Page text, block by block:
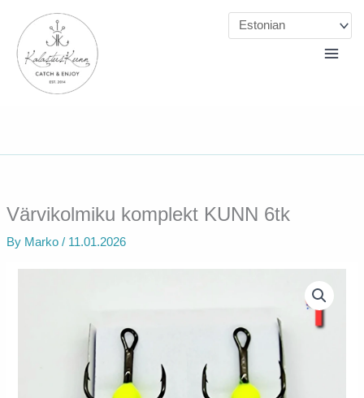
content
Värvikolmiku komplekt KUNN 6tk
By Marko / 11.01.2026